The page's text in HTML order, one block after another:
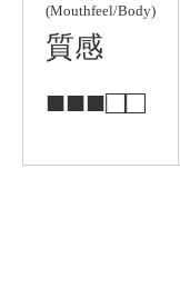
(Mouthfeel/Body)
質感
■■■□□